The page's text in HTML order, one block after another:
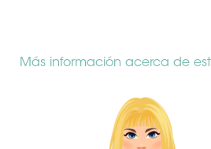
Más información acerca de